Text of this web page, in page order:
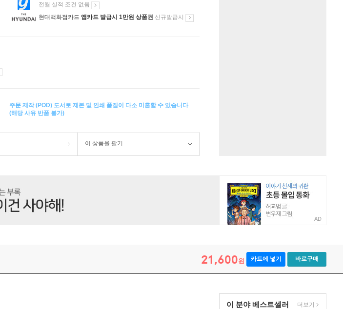
전월 실적 조건 없음
현대백화점카드 앱카드 발급시 1만원 상품권 신규발급시
주문 제작 (POD) 도서로 제본 및 인쇄 품질이 다소 미흡할 수 있습니다
(해당 사유 반품 불가)
이 상품을 팔기
AD
21,600원 카트에 넣기 바로구매
이 분야 베스트셀러 더보기